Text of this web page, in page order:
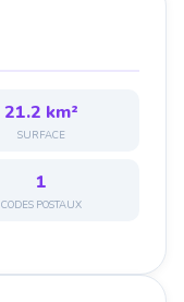
21.2 km²
SURFACE
1
CODES POSTAUX